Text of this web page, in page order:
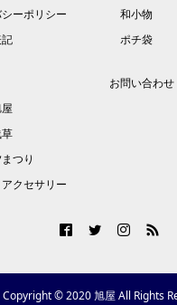
ーポリシー
和小物
ポチ袋
つり
クセサリー
お問い合わせ
Copyright © 2020 旭屋 All Rights